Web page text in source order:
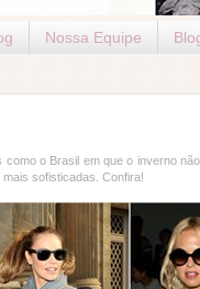
Nossa Equipe
o Brasil em que o inverno
sofisticadas. Confira!